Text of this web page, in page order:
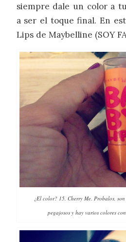
siempre dale un color a
a ser el toque final. En
Lips de Maybelline (SOY
¿El color? 15, Cherry Me. Probalos,
pegajosos y hay varios colores